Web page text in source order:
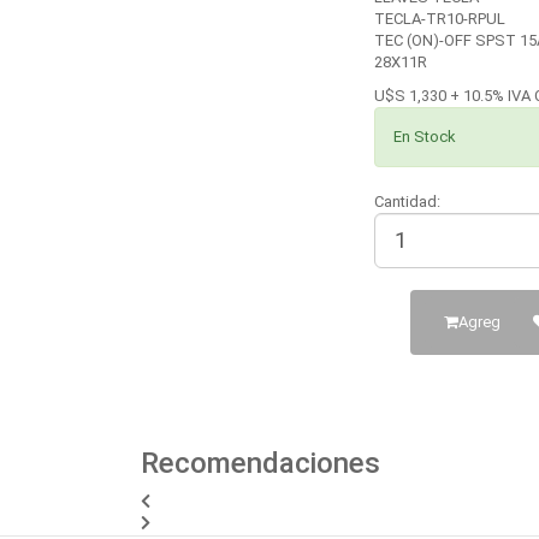
TECLA-TR10-RPUL
TEC (ON)-OFF SPST
28X11R
U$S 1,330 + 10.5% IVA
En Stock
Cantidad:
Agregar al
Recomendaciones